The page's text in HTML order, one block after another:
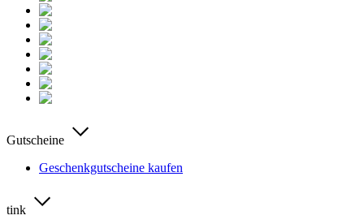
Gutscheine
Geschenkgutscheine kaufen
tink